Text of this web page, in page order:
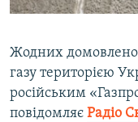
УКРАЇНСЬКА
Усі сайти RFE/RL
Жодних
газу територією
російським
повідомляє Радіо